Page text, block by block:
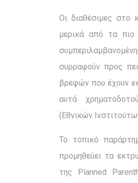
Οι διαθέσιμες στο
μερικά από τα πιο
συρραφούν προς
βρεφών που έχουν
αυτά
(Εθνικών
Το τοπικό
προμηθεύει τα
της Planned